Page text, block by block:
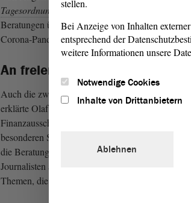
Tagesordnung
standen unter anderem das
Beratungen über die Einwilligung in eine
Corona-Pandemie für Kleinstunternehmen und
An freier Diskussion unter
Auch die zweite öffentliche Sitzung sei ohne
erklärte Olaf Meister (BÜNDNIS 90/DIE
Finanzausschusses. „Natürlich befinden wir uns
besonderen Sitzungssituation“, sagte er und
die Beratungen nun öffentlich stattfinden
Journalisten aus einzelnen Sitzungen berichten,
Themen, die sie unmittelbar selbst betreffen.“
stellen.
Bei Anzeige von Inhalten
entsprechend der
weitere Informationen unsere
Notwendige Cookies
Inhalte von Drittanbietern
Ablehnen